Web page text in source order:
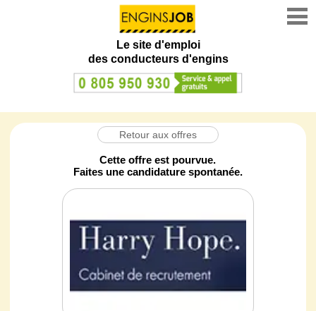
Le site d'emploi
des conducteurs d'engins
Retour aux offres
Cette offre est pourvue.
Faites une candidature spontanée.